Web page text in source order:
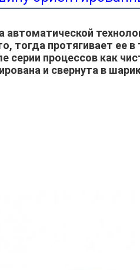
тогда протягивает ее
серии процессов как
и свернута в